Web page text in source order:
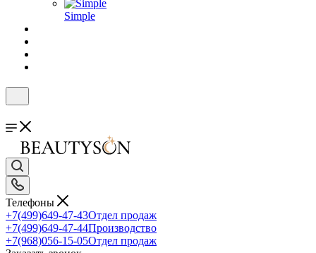
Simple
Телефоны
+7(499)649-47-43Отдел продаж
+7(499)649-47-44Производство
+7(968)056-15-05Отдел продаж